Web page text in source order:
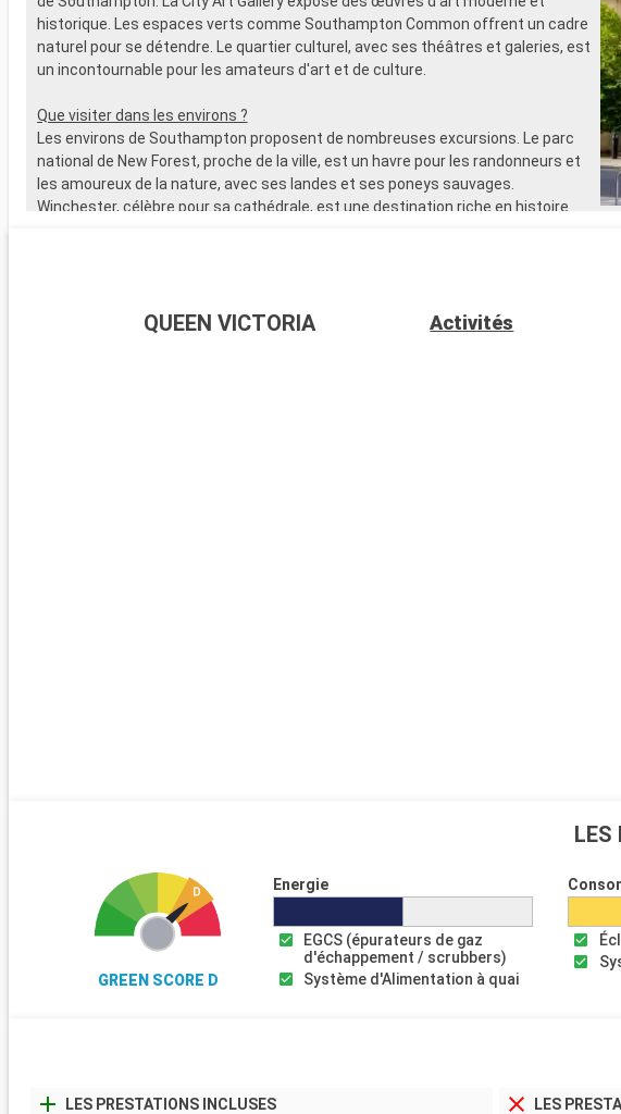
historique. Les espaces verts comme Southampton Common offrent un cadre
naturel pour se détendre. Le quartier culturel, avec ses théâtres et galeries, est
un incontournable pour les amateurs d'art et de culture.
Que visiter dans les environs ?
Les environs de Southampton proposent de nombreuses excursions. Le parc
national de New Forest, proche de la ville, est un havre pour les randonneurs et
les amoureux de la nature, avec ses landes et ses poneys sauvages.
Winchester, célèbre pour sa cathédrale, est une destination riche en histoire.
QUEEN VICTORIA Activités
LES
GREEN SCORE D
Energie
EGCS (épurateurs de gaz
d'échappement / scrubbers)
Système d'Alimentation à quai
LES PRESTATIONS INCLUSES LES